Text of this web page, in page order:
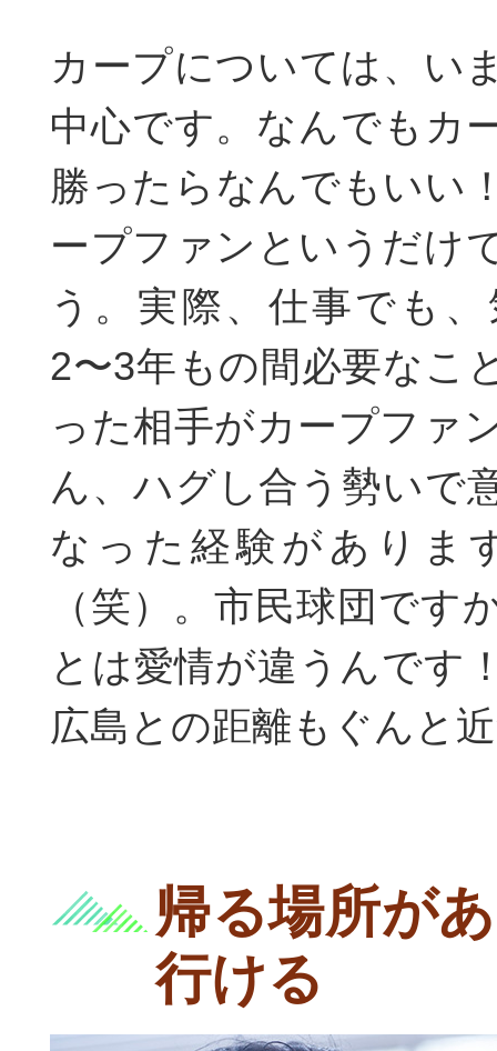
カープについては、い
中心です。なんでもカ
勝ったらなんでもいい
ープファンというだけ
う。実際、仕事でも
2〜3年もの間必要なこ
った相手がカープファ
ん、ハグし合う勢いで
なった経験がありま
（笑）。市民球団です
とは愛情が違うんです
広島との距離もぐんと
帰る場所が
行ける